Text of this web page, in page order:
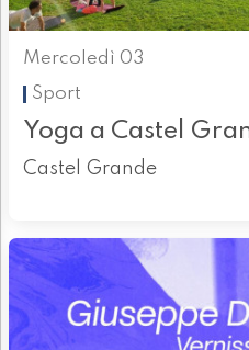
Mercoledì 03
Sport
Yoga a Castel
Castel Grande